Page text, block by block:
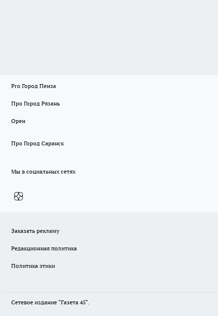
Pro Город Пенза
Про Город Рязань
Орен
Про Город Саранск
Мы в социальных сетях
Заказать рекламу
Редакционная политика
Политика этики
Сетевое издание "Газета 45".